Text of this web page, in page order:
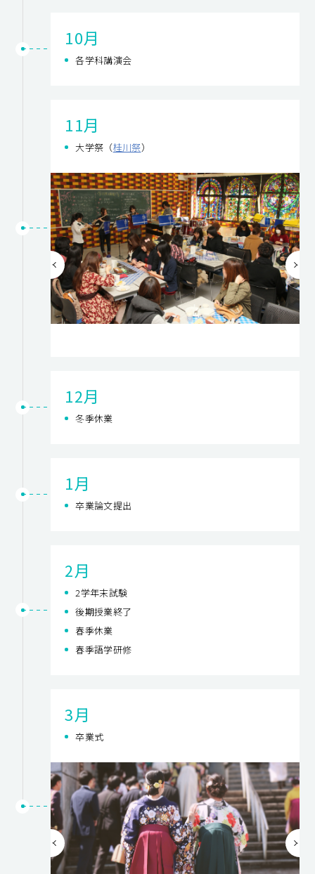
10月
各学科講演会
11月
大学祭（桂川祭）
12月
冬季休業
1月
卒業論文提出
2月
2学年末試験
後期授業終了
春季休業
春季語学研修
3月
卒業式